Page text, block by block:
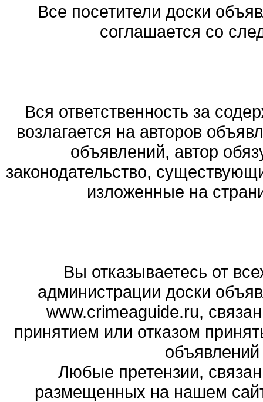
Все посетители доски
соглашается со
Вся ответственность за
возлагается на авторов
объявлений, автор
законодательство,
изложенные на
Вы отказываетесь от
администрации доски
www.crimeaguide.ru,
принятием или отказом
Любые претензии,
размещенных на нашем